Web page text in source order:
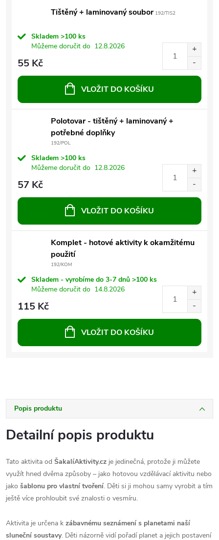
Tištěný + laminovaný soubor192/TIS2
Skladem >100 ks
Můžeme doručit do 12.8.2026
55 Kč
VLOŽIT DO KOŠÍKU
Polotovar - tištěný + laminovaný +
potřebné doplňky
192/POL
Skladem >100 ks
Můžeme doručit do 12.8.2026
57 Kč
VLOŽIT DO KOŠÍKU
Komplet - hotové aktivity k okamžitému
použití
192/KOM
Skladem - vyrobíme do 3-7 dnů >100 ks
Můžeme doručit do 14.8.2026
115 Kč
VLOŽIT DO KOŠÍKU
Popis produktu
Detailní popis produktu
Tato aktivita od ŠakalíAktivity.cz je jedinečná, protože ji můžete
využít hned dvěma způsoby – jako hotovou vzdělávací aktivitu nebo
jako šablonu pro vlastní tvoření. Děti si ji mohou samy vyrobit a tím
ještě více prohloubit své znalosti o vesmíru.
Aktivita je určena k zábavnému seznámení s planetami naší
sluneční soustavy. Děti názorně vidí pořadí planet a jejich postavení